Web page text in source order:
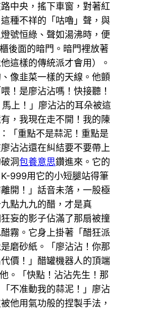
中央，搖下車窗，對著紅
種不祥的「咕嚕」聲，與
號恒綠、聲如湯沸時，便
後面的暗門。暗門裡放著
這樣的傳統派才會用）。
像韭菜一樣的天線。他顫
！是廖沾沾嗎！快接聽！
上！」廖沾沾的耳朵被這
，我現在走不開！我的陳
「重點不是蒜泥！重點是
沾沾還在糾結要不要帶上
洞包養意思鑽進來。它的
999用它的小短腿站得筆
開！」話音未落，一股極
點九九的醋，才是真
妄的影子佔滿了那扇被撞
霧。它身上掛著「醋狂派
磨砂紙。「廖沾沾！你那
價！」醋罐機器人的頂端
。「快點！沾沾先生！那
不准動我的蒜泥！」廖沾
他用氣功般的捏製手法，